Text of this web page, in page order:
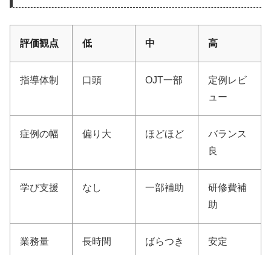
評価観点 低 中 高
指導体制 口頭 OJT一部
定例レビ
ュー
症例の幅 偏り大 ほどほど
バランス
良
学び支援 なし 一部補助
研修費補
助
業務量 長時間 ばらつき 安定